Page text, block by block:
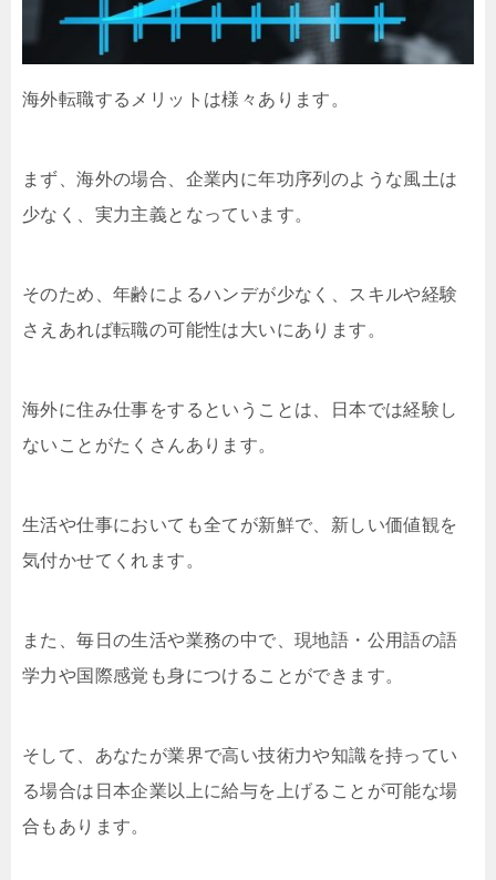
海外転職するメリットは様々あります。
まず、海外の場合、企業内に年功序列のような風土は
少なく、実力主義となっています。
そのため、年齢によるハンデが少なく、スキルや経験
さえあれば転職の可能性は大いにあります。
海外に住み仕事をするということは、日本では経験し
ないことがたくさんあります。
生活や仕事においても全てが新鮮で、新しい価値観を
気付かせてくれます。
また、毎日の生活や業務の中で、現地語・公用語の語
学力や国際感覚も身につけることができます。
そして、あなたが業界で高い技術力や知識を持ってい
る場合は日本企業以上に給与を上げることが可能な場
合もあります。